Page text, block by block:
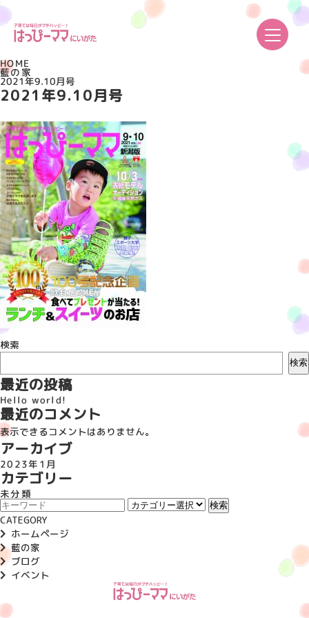
HOME
藍の家
2021年9.10月号
2021年9.10月号
検索
検索
最近の投稿
Hello world!
最近のコメント
表示できるコメントはありません。
アーカイブ
2023年1月
カテゴリー
未分類
CATEGORY
ホームページ
藍の家
ブログ
イベント